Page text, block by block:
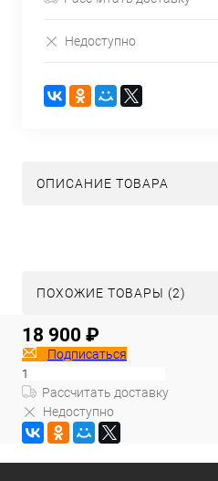
Недоступно
ОПИСАНИЕ ТОВАРА
ПОХОЖИЕ ТОВАРЫ (2)
18 900 ₽
Подписаться
Рассчитать доставку
Недоступно